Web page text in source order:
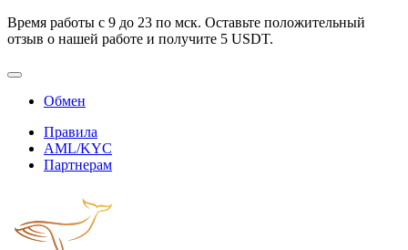
Время работы с 9 до 23 по мск. Оставьте положительный
отзыв о нашей работе и получите 5 USDT.
Обмен
Правила
AML/KYC
Партнерам